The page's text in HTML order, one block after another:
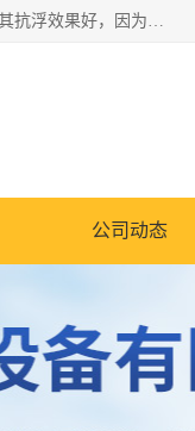
抗浮式地埋箱泵一体化增压给水设备，简称智能型泵站。它由由水泵机组、消防水箱、泵房三大部分组成，其抗浮效果好，因为设计时通过将底板与箱体联在一起，箱体重量抵消了地下水浮力。系统维护好，内部拉筋、泵站、管道，喷淋等各部运行正堂，无一损坏；结构更牢固。
公司动态